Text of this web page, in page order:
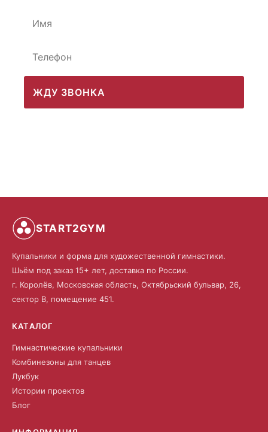
ЖДУ ЗВОНКА
START2GYM
Купальники и форма для художественной гимнастики.
Шьём под заказ 15+ лет, доставка по России.
г. Королёв, Московская область, Октябрьский бульвар, 26,
сектор В, помещение 451.
КАТАЛОГ
Гимнастические купальники
Комбинезоны для танцев
Лукбук
Истории проектов
Блог